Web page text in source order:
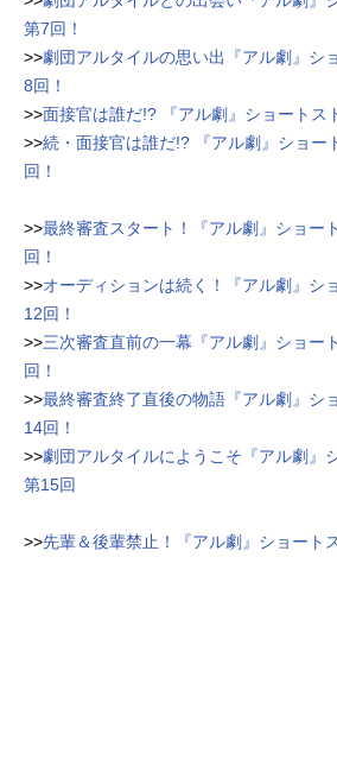
第7回！
>>劇団アルタイルの思い出『アル劇』シ
8回！
>>面接官は誰だ!? 『アル劇』ショートス
>>続・面接官は誰だ!? 『アル劇』ショー
回！
>>最終審査スタート！『アル劇』ショー
回！
>>オーディションは続く！『アル劇』シ
12回！
>>三次審査直前の一幕『アル劇』ショー
回！
>>最終審査終了直後の物語『アル劇』シ
14回！
>>劇団アルタイルにようこそ『アル劇』
第15回
>>先輩＆後輩禁止！『アル劇』ショート